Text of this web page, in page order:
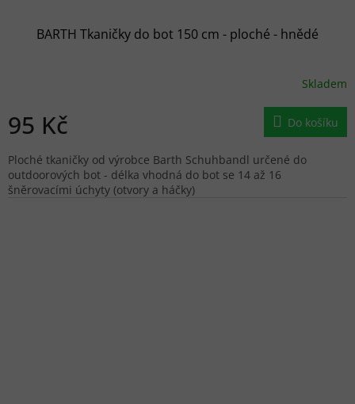
BARTH Tkaničky do bot 150 cm - ploché - hnědé
Skladem
95 Kč Do košíku
Ploché tkaničky od výrobce Barth Schuhbandl určené do
outdoorových bot - délka vhodná do bot se 14 až 16
šněrovacími úchyty (otvory a háčky)